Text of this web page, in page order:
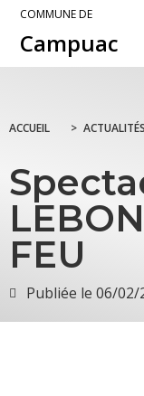
COMMUNE DE
Campuac
ACCUEIL >
FEU
Publiée le 06/02/